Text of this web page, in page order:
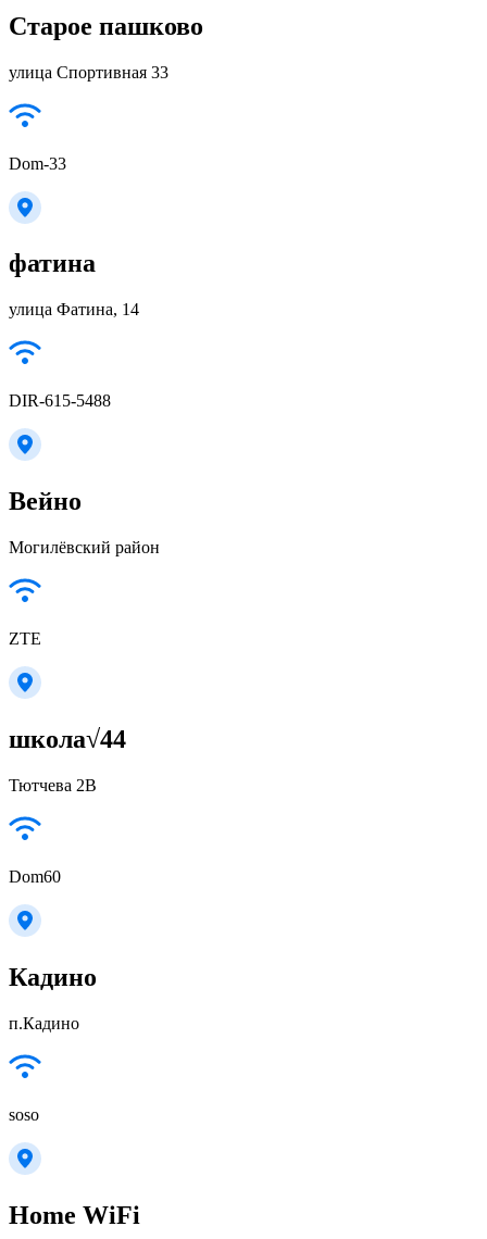
Старое пашково
улица Спортивная 33
Dom-33
фатина
улица Фатина, 14
DIR-615-5488
Вейно
Могилёвский район
ZTE
школа√44
Тютчева 2В
Dom60
Кадино
п.Кадино
soso
Home WiFi